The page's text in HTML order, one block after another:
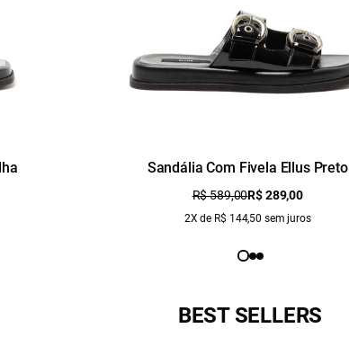
Sandália Com Fivela Ellus Preto
R$ 589,00R$ 289,00
2X de R$ 144,50 sem juros
BEST SELLERS